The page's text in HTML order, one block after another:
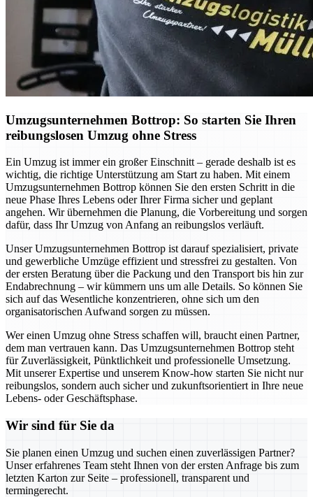
Umzugsunternehmen Bottrop: So starten Sie Ihren
reibungslosen Umzug ohne Stress
Ein Umzug ist immer ein großer Einschnitt – gerade deshalb ist es
wichtig, die richtige Unterstützung am Start zu haben. Mit einem
Umzugsunternehmen Bottrop können Sie den ersten Schritt in die
neue Phase Ihres Lebens oder Ihrer Firma sicher und geplant
angehen. Wir übernehmen die Planung, die Vorbereitung und sorgen
dafür, dass Ihr Umzug von Anfang an reibungslos verläuft.
Unser Umzugsunternehmen Bottrop ist darauf spezialisiert, private
und gewerbliche Umzüge effizient und stressfrei zu gestalten. Von
der ersten Beratung über die Packung und den Transport bis hin zur
Endabrechnung – wir kümmern uns um alle Details. So können Sie
sich auf das Wesentliche konzentrieren, ohne sich um den
organisatorischen Aufwand sorgen zu müssen.
Wer einen Umzug ohne Stress schaffen will, braucht einen Partner,
dem man vertrauen kann. Das Umzugsunternehmen Bottrop steht
für Zuverlässigkeit, Pünktlichkeit und professionelle Umsetzung.
Mit unserer Expertise und unserem Know-how starten Sie nicht nur
reibungslos, sondern auch sicher und zukunftsorientiert in Ihre neue
Lebens- oder Geschäftsphase.
Wir sind für Sie da
Sie planen einen Umzug und suchen einen zuverlässigen Partner?
Unser erfahrenes Team steht Ihnen von der ersten Anfrage bis zum
letzten Karton zur Seite – professionell, transparent und
termingerecht.